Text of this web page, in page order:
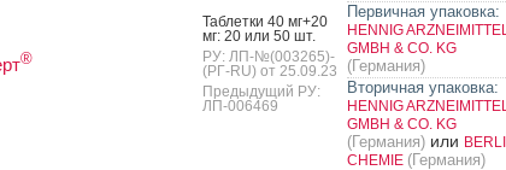
®
Таб­летки 40 мг+20
мг: 20 или 50 шт.
РУ: ЛП-№(003265)-
(РГ-RU) от 25.09.23
Предыдущий РУ:
ЛП-006469
Первичная упаковка:
HENNIG ARZNEIMITTEL
GMBH & CO. KG
(Германия)
Вторичная упаковка:
HENNIG ARZNEIMITTEL
GMBH & CO. KG
(Германия)или
CHEMIE (Германия)